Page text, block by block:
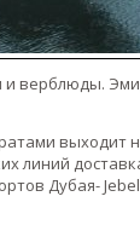
и верблюды.
выходит
линий
Дубая-